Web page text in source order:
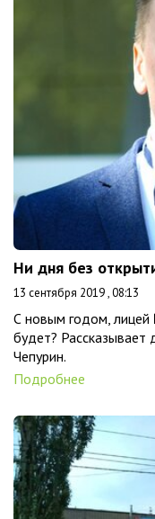
Ни дня без
13 сентября 2019 , 08:13
С новым годом,
будет? Рассказывает
Чепурин.
Подробнее